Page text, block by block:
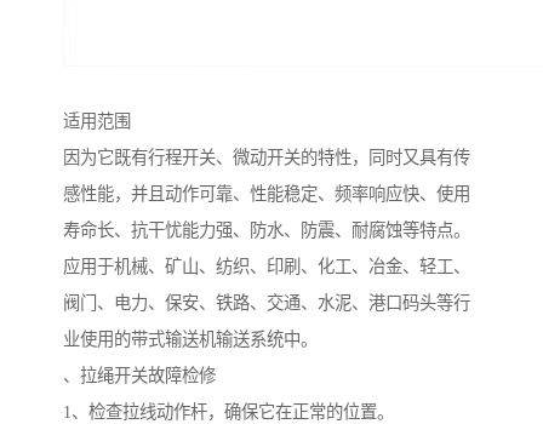
适用范围
因为它既有行程开关、微动开关的特性，同时又具有传
感性能，并且动作可靠、性能稳定、频率响应快、使用
寿命长、抗干忧能力强、防水、防震、耐腐蚀等特点。
应用于机械、矿山、纺织、印刷、化工、冶金、轻工、
阀门、电力、保安、铁路、交通、水泥、港口码头等行
业使用的带式输送机输送系统中。
、拉绳开关故障检修
1、检查拉线动作杆，确保它在正常的位置。